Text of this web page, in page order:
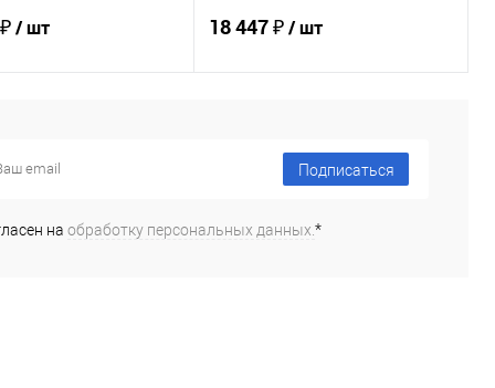
/ шт
в 1 клик
18 447 ₽/ шт
Купить в 1 клик
Сравнение
Подписаться
на обработку персональных данных. *